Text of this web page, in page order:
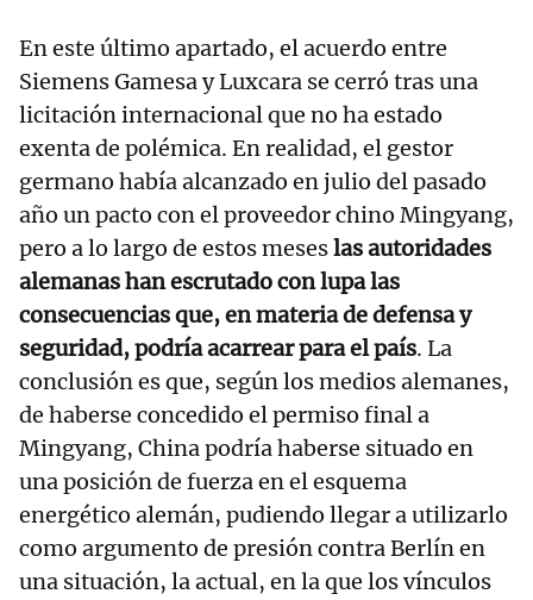
En este último apartado, el acuerdo entre
Siemens Gamesa y Luxcara se cerró tras una
licitación internacional que no ha estado
exenta de polémica. En realidad, el gestor
germano había alcanzado en julio del pasado
año un pacto con el proveedor chino Mingyang,
pero a lo largo de estos meseslas autoridades
alemanas han escrutado con lupa las
consecuencias que, en materia de defensa y
seguridad, podría acarrear para el país. La
conclusión es que, según los medios alemanes,
de haberse concedido el permiso final a
Mingyang, China podría haberse situado en
una posición de fuerza en el esquema
energético alemán, pudiendo llegar a utilizarlo
como argumento de presión contra Berlín en
una situación, la actual, en la que los vínculos